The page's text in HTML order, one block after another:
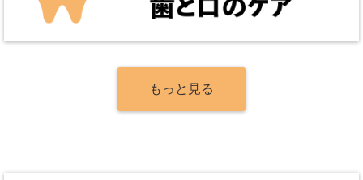
もっと見る